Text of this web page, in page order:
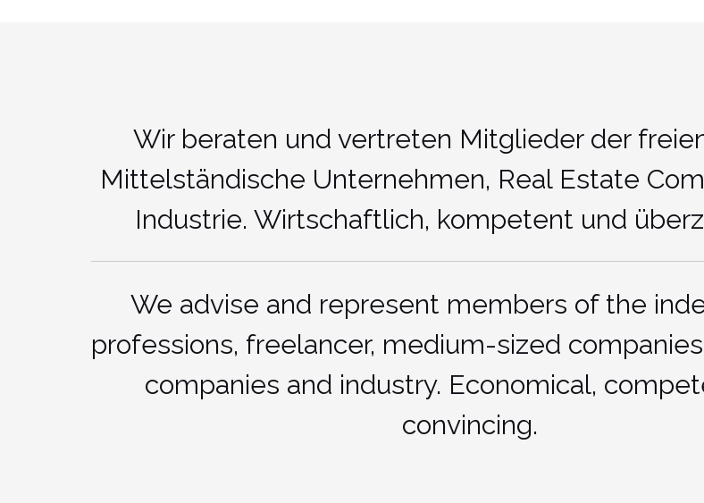
Wir beraten und vertreten Mitglieder der
Mittelständische Unternehmen, Real Estate
Industrie. Wirtschaftlich, kompetent und
We advise and represent members of the
professions, freelancer, medium-sized
companies and industry. Economical,
convincing.